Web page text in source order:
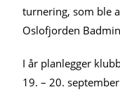
turnering, som ble
Oslofjorden
I år planlegger
19. – 20.